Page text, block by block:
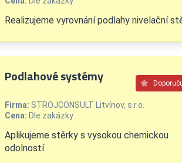
Realizujeme vyrovnání podlahy nivelační
Podlahové systémy
Firma: STROJCONSULT Litvínov, s.r.o.
Cena: Dle zakázky
Aplikujeme stěrky s vysokou chemickou
odolností.